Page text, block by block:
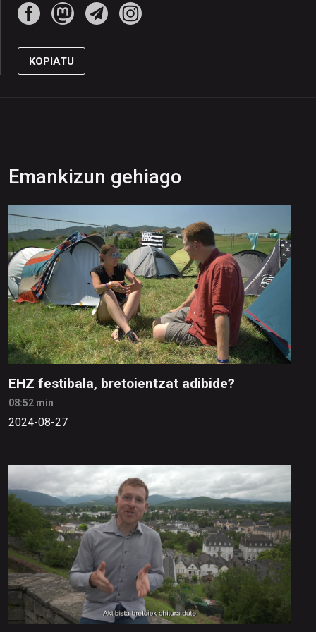
KOPIATU
Emankizun gehiago
EHZ festibala, bretoientzat adibide?
08:52 min
2024-08-27